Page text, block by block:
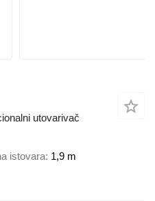
utovarivač
istovara 1,9 m